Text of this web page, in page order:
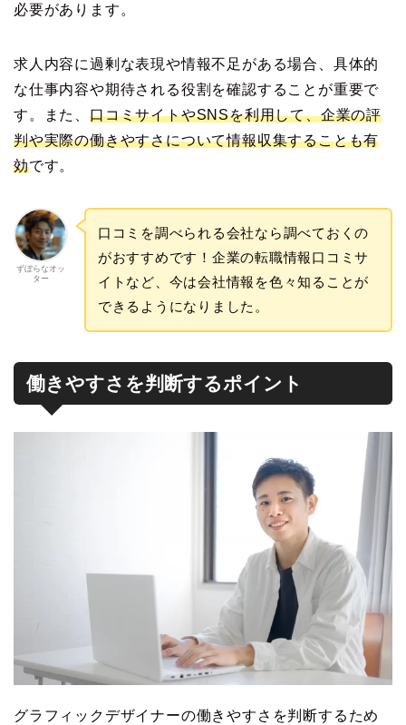
必要があります。
求人内容に過剰な表現や情報不足がある場合、具体的
な仕事内容や期待される役割を確認することが重要で
す。また、 口コミサイトやSNSを利用して、企業の評
判や実際の働きやすさについて情報収集することも有
効です。
ずぼらなオッ
ター
口コミを調べられる会社なら調べておくの
がおすすめです！企業の転職情報口コミサ
イトなど、今は会社情報を色々知ることが
できるようになりました。
働きやすさを判断するポイント
グラフィックデザイナーの働きやすさを判断するため